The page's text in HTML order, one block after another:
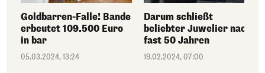
Goldbarren-Falle! Bande
erbeutet 109.500 Euro
in bar
05.03.2024, 13:24
Darum schließt
beliebter Juwelier nach
fast 50 Jahren
19.02.2024, 07:00